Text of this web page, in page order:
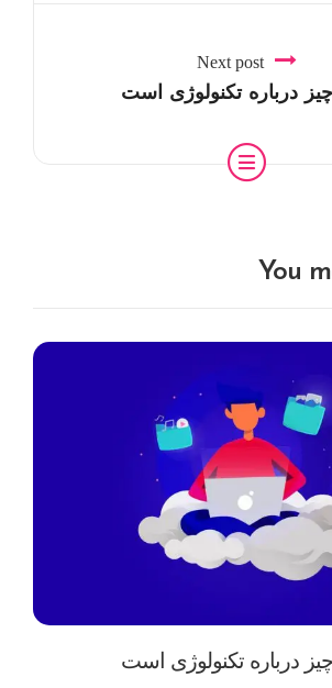
Next post
درباره تکنولوژی است
You
درباره تکنولوژی است